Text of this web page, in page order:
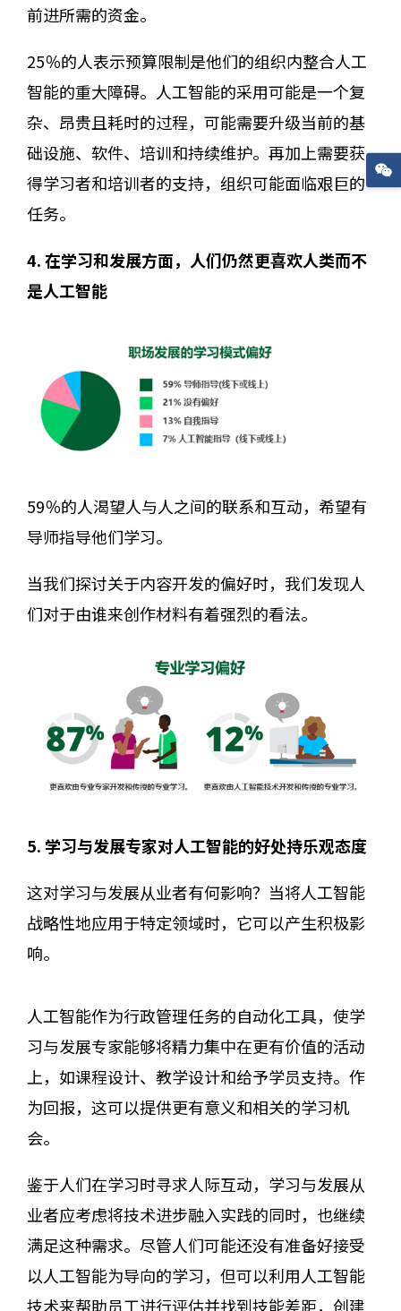
前进所需的资金。
25％的人表示预算限制是他们的组织内整合人工
智能的重大障碍。人工智能的采用可能是一个复
杂、昂贵且耗时的过程，可能需要升级当前的基
础设施、软件、培训和持续维护。再加上需要获
得学习者和培训者的支持，组织可能面临艰巨的
任务。
4. 在学习和发展方面，人们仍然更喜欢人类而不
是人工智能
59％的人渴望人与人之间的联系和互动，希望有
导师指导他们学习。
当我们探讨关于内容开发的偏好时，我们发现人
们对于由谁来创作材料有着强烈的看法。
5. 学习与发展专家对人工智能的好处持乐观态度
这对学习与发展从业者有何影响？当将人工智能
战略性地应用于特定领域时，它可以产生积极影
响。
人工智能作为行政管理任务的自动化工具，使学
习与发展专家能够将精力集中在更有价值的活动
上，如课程设计、教学设计和给予学员支持。作
为回报，这可以提供更有意义和相关的学习机
会。
鉴于人们在学习时寻求人际互动，学习与发展从
业者应考虑将技术进步融入实践的同时，也继续
满足这种需求。尽管人们可能还没有准备好接受
以人工智能为导向的学习，但可以利用人工智能
技术来帮助员工进行评估并找到技能差距，创建